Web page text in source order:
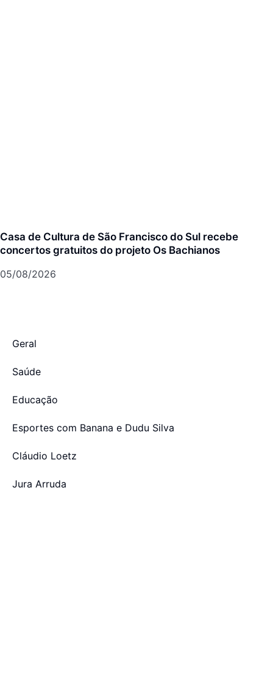
Casa de Cultura de São Francisco do Sul recebe
concertos gratuitos do projeto Os Bachianos
05/08/2026
Geral
Saúde
Educação
Esportes com Banana e Dudu Silva
Cláudio Loetz
Jura Arruda